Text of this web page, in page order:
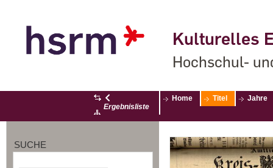
Kulturelles
Hochschul-
Ergebnisliste
Home Titel Jahre
SUCHE